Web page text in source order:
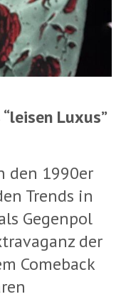
Luxus”
den 1990er
Trends in
Gegenpol
der
Comeback